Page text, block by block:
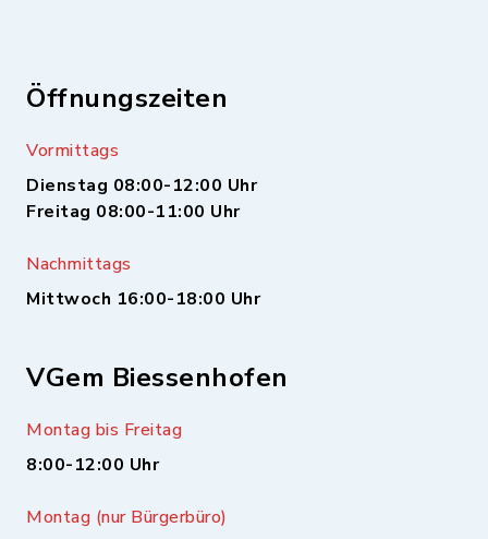
Öffnungszeiten
Vormittags
Dienstag 08:00-12:00 Uhr
Freitag 08:00-11:00 Uhr
Nachmittags
Mittwoch 16:00-18:00 Uhr
VGem Biessenhofen
Montag bis Freitag
8:00-12:00 Uhr
Montag (nur Bürgerbüro)